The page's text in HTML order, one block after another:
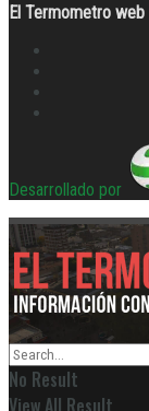
El Termometro web
Desarrollado por
No Result
View All Result